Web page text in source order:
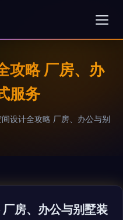
攻略 厂房、办
服务
设计全攻略 厂房、办公与别
房、办公与别墅装